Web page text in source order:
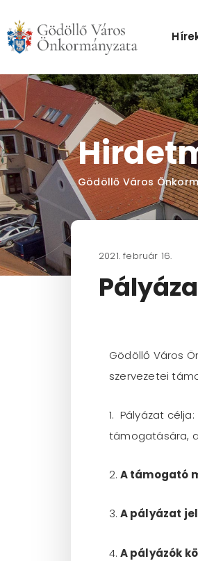
content
Gödöllő Város
2021. február 16.
Gödöllő Város
szervezetei
1. Pályázat
támogatására,
2. A támogató
3. A pályázat
4. A pályázók